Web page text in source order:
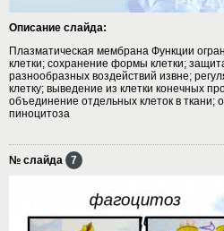
Описание слайда:
Плазматическая мембрана Функции
клетки; сохранение формы клетки;
разнообразных воздействий извне;
клетку; выведение из клетки конечных
объединение отдельных клеток в ткани;
пиноцитоза
№ слайда 7